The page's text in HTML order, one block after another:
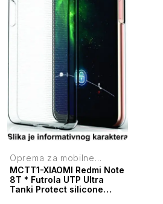
Oprema za mobilne
telefone
MCTT1-XIAOMI Redmi Note
8T * Futrola UTP Ultra
Tanki Protect silicone